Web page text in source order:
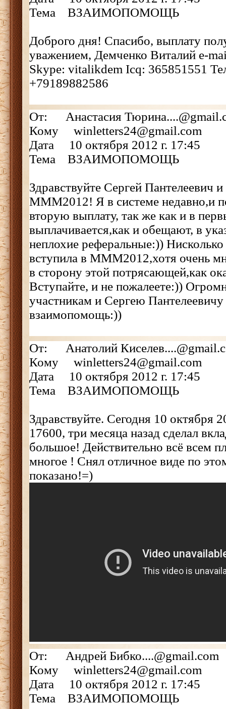
Тема ВЗАИМОПОМОЩЬ
Доброго дня! Спасибо, выплату
уважением, Демченко Виталий e-
Skype: vitalikdem Icq: 365851551
+79189882586
От: Анастасия
Кому winletters24@gmail.com
Дата 10 октября 2012 г. 17:45
Тема ВЗАИМОПОМОЩЬ
Здравствуйте Сергей Пантелеевич
МММ2012! Я в системе недавно,и
вторую выплату, так же как и в
выплачивается,как и обещают, в
неплохие реферальные:))
вступила в МММ2012,хотя очень
в сторону этой потрясающей,как
Вступайте, и не пожалеете:))
участникам и Сергею
взаимопомощь:))
От: Анатолий
Кому winletters24@gmail.com
Дата 10 октября 2012 г. 17:45
Тема ВЗАИМОПОМОЩЬ
Здравствуйте. Сегодня 10 октября
17600, три месяца назад сделал
большое! Действительно всё всем
многое ! Снял отличное виде по
показано!=)
От: Андрей Бибко....@gmail.com
Кому winletters24@gmail.com
Дата 10 октября 2012 г. 17:45
Тема ВЗАИМОПОМОЩЬ